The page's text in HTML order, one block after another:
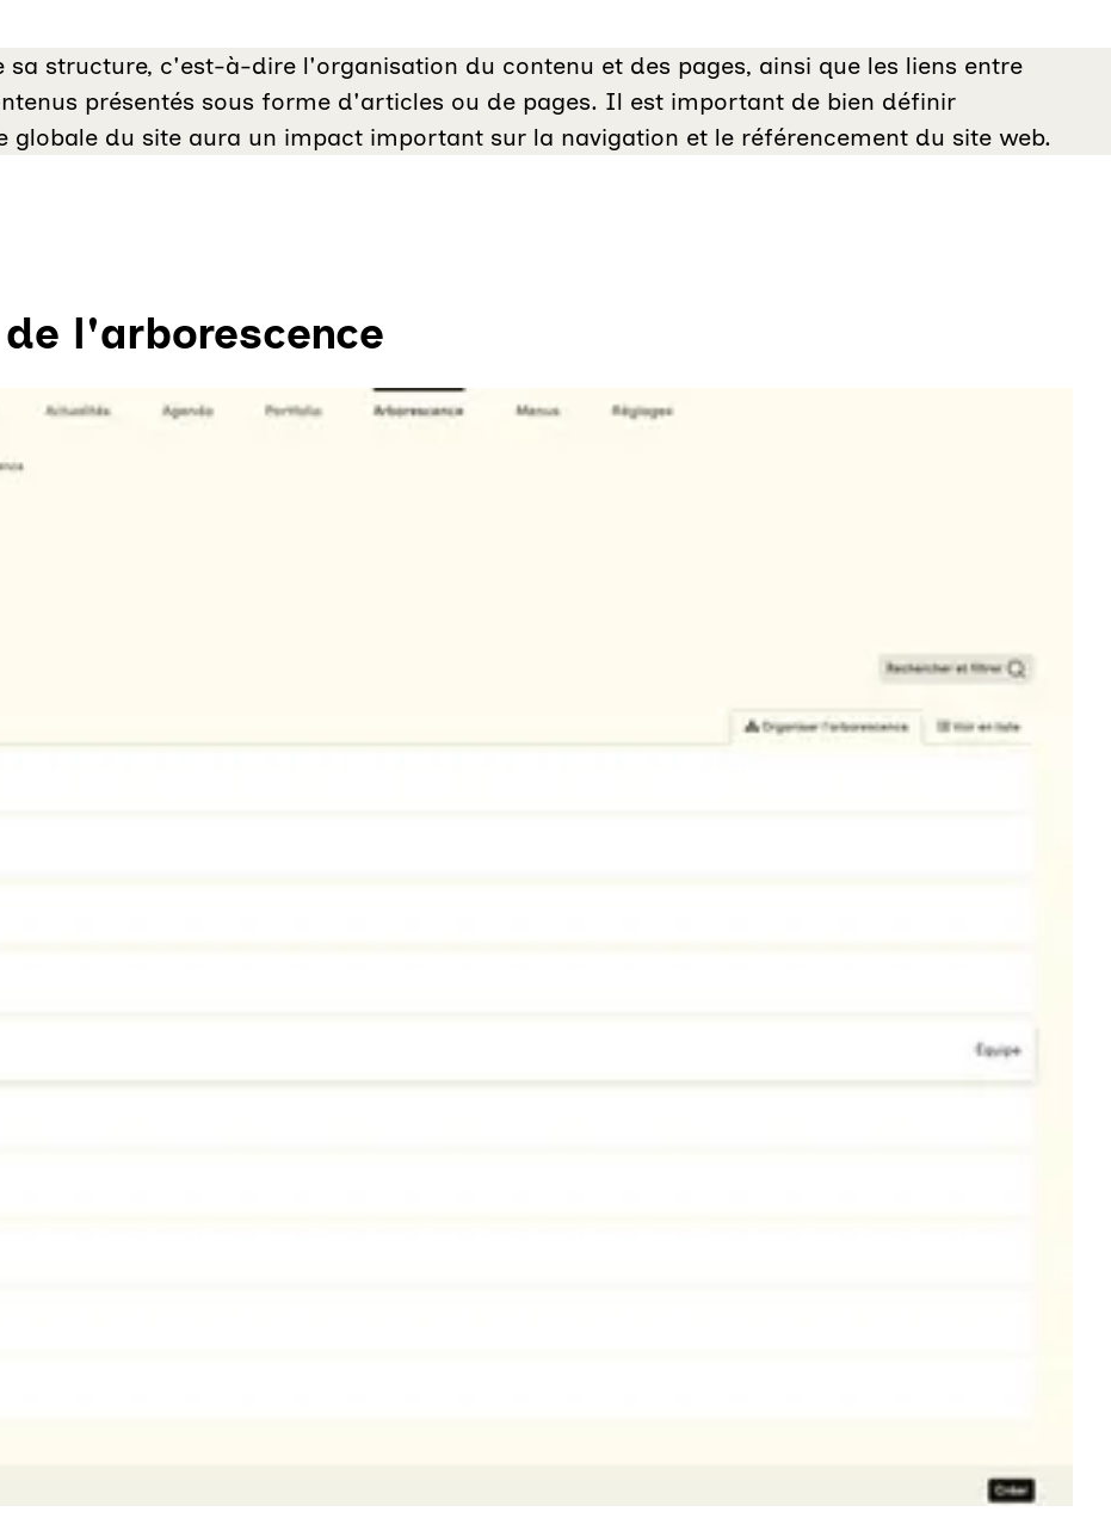
structure, c'est-à-dire l'organisation du contenu et des pages, ainsi que les liens entre
présentés sous forme d'articles ou de pages. Il est important de bien définir
du site aura un impact important sur la navigation et le référencement du site web.
l'arborescence